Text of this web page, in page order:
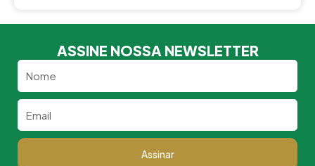
ASSINE NOSSA NEWSLETTER
Assinar